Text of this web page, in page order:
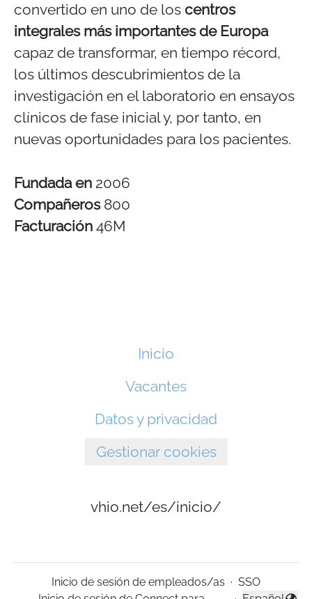
convertido en uno de los centros
integrales más importantes de Europa
capaz de transformar, en tiempo récord,
los últimos descubrimientos de la
investigación en el laboratorio en ensayos
clínicos de fase inicial y, por tanto, en
nuevas oportunidades para los pacientes.
Fundada en 2006
Compañeros 800
Facturación 46M
Inicio
Vacantes
Datos y privacidad
Gestionar cookies
vhio.net/es/inicio/
Inicio de sesión de empleados/as · SSO